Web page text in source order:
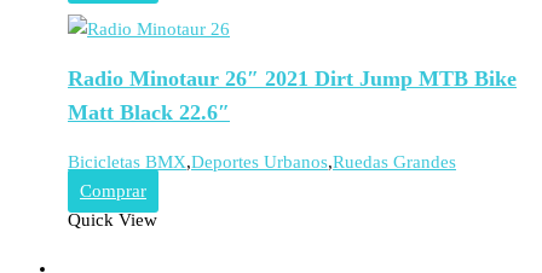
Radio Minotaur 26″ 2021 Dirt Jump MTB Bike
Matt Black 22.6″
Bicicletas BMX,Deportes Urbanos,Ruedas Grandes
Comprar
Quick View